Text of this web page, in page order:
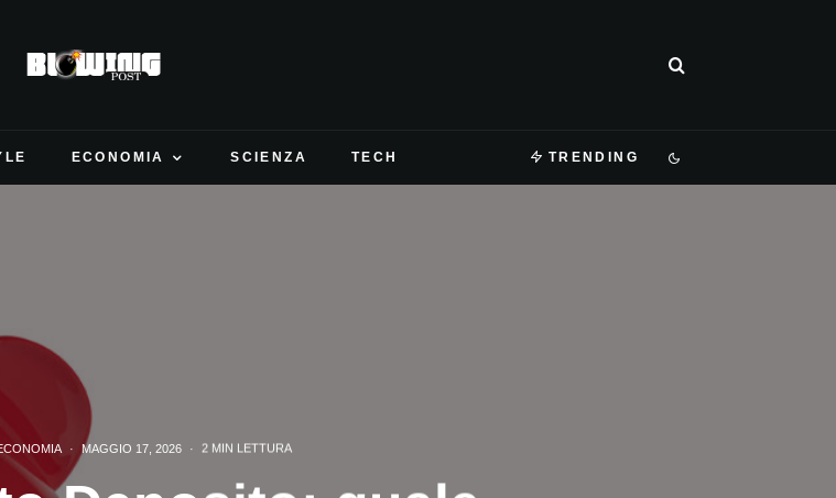
ECONOMIA SCIENZA TECH TRENDING
· MAGGIO 17, 2026 · 2 MIN LETTURA